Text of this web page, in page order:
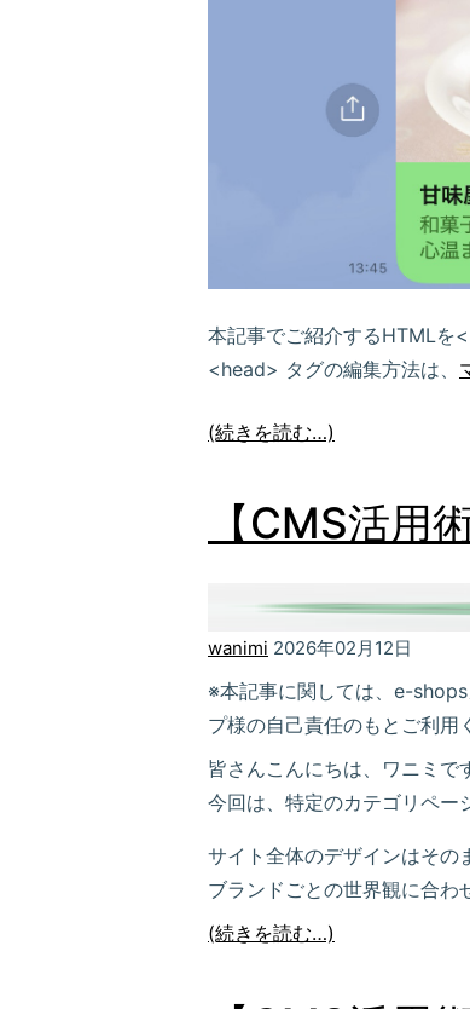
本記事でご紹介するHTMLを
<head> タグの編集方法は、
(続きを読む…)
【CMS活用
wanimi 2026年02月12日
※本記事に関しては、e-
プ様の自己責任のもとご利用
皆さんこんにちは、ワニミで
今回は、特定のカテゴリペー
サイト全体のデザインはその
ブランドごとの世界観に合わ
(続きを読む…)